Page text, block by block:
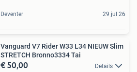
Deventer 29 jul 26
Vanguard V7 Rider W33 L34 NIEUW Slim
STRETCH Bronno3334 Tai
€ 50,00 Details